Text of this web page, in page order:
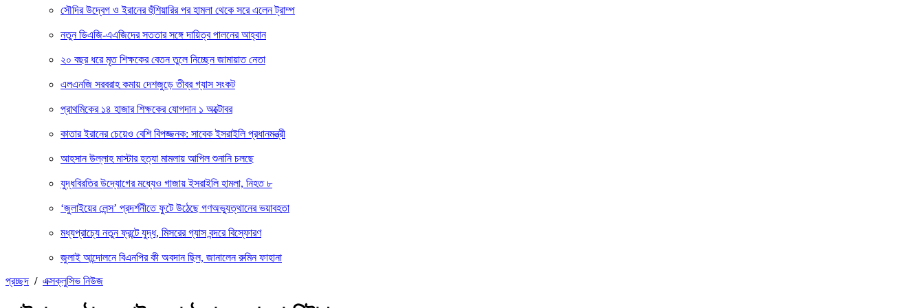
সৌদির উদ্বেগ ও ইরানের হুঁশিয়ারির পর হামলা থেকে সরে এলেন ট্রাম্প
নতুন ডিএজি-এএজিদের সততার সঙ্গে দায়িত্ব পালনের আহ্বান
২০ বছর ধরে মৃত শিক্ষকের বেতন তুলে নিচ্ছেন জামায়াত নেতা
এলএনজি সরবরাহ কমায় দেশজুড়ে তীব্র গ্যাস সংকট
প্রাথমিকের ১৪ হাজার শিক্ষকের যোগদান ১ অক্টোবর
কাতার ইরানের চেয়েও বেশি বিপজ্জনক: সাবেক ইসরাইলি প্রধানমন্ত্রী
আহসান উল্লাহ মাস্টার হত্যা মামলায় আপিল শুনানি চলছে
যুদ্ধবিরতির উদ্যোগের মধ্যেও গাজায় ইসরাইলি হামলা, নিহত ৮
‘জুলাইয়ের লেন্স’ প্রদর্শনীতে ফুটে উঠেছে গণঅভ্যুত্থানের ভয়াবহতা
মধ্যপ্রাচ্যে নতুন ফ্রন্টে যুদ্ধ, মিসরের গ্যাস বন্দরে বিস্ফোরণ
জুলাই আন্দোলনে বিএনপির কী অবদান ছিল, জানালেন রুমিন ফাহানা
প্রচ্ছদ / এক্সক্লুসিভ নিউজ